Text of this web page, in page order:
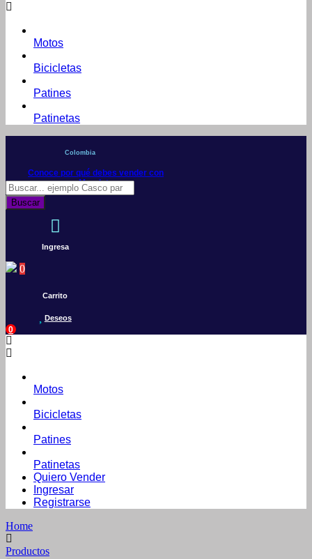
Motos
Bicicletas
Patines
Patinetas
Colombia
Conoce por qué debes vender con
Mercleta
Búsqueda
de
productos
Buscar
Ingresa
0
Carrito
Deseos
0
Motos
Bicicletas
Patines
Patinetas
Quiero Vender
Ingresar
Registrarse
Home
Productos